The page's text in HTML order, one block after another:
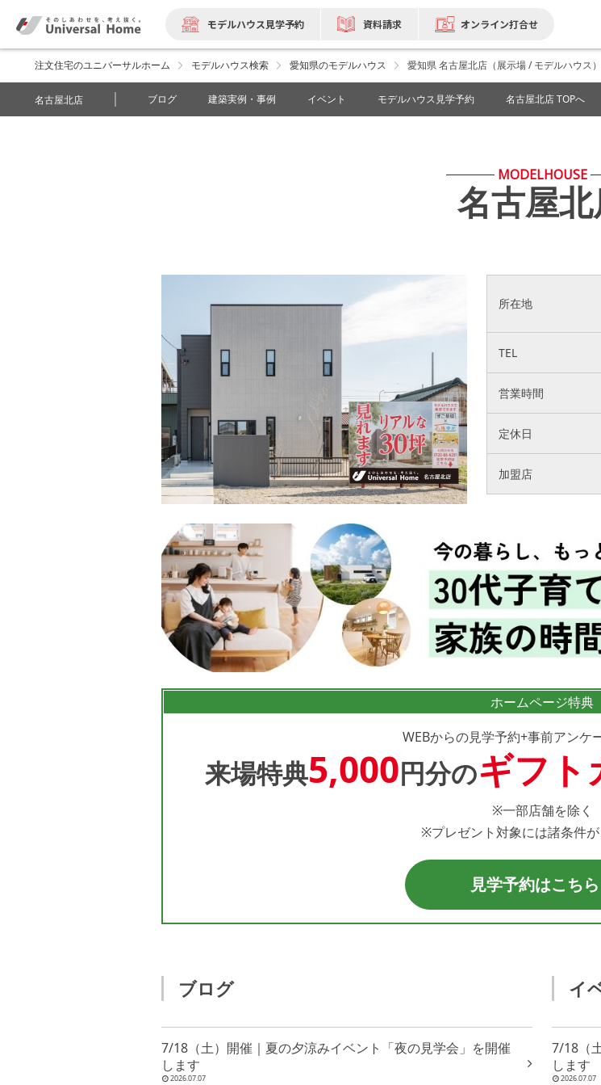
モデルハウス見学予約 資料請求 オンライン打合せ
注文住宅のユニバーサルホーム モデルハウス検索 愛知県のモデルハウス 愛知県 名古屋北店（展示場 / モデルハウス）
名古屋北店 ブログ 建築実例・事例 イベント モデルハウス見学予約 名古屋北店 TOPへ
MODELHOUSE
名古屋
所在地
TEL
営業時間
定休日
加盟店
ホームページ特典
WEBからの見学予約+事前アンケ
来場特典5,000円分のギフト
※一部店舗を除く
※プレゼント対象には諸条件
見学予約はこちら
ブログ
7/18（土）開催｜夏の夕涼みイベント「夜の見学会」を開催
します
2026.07.07
イ
7/18（
します
2026.07.07